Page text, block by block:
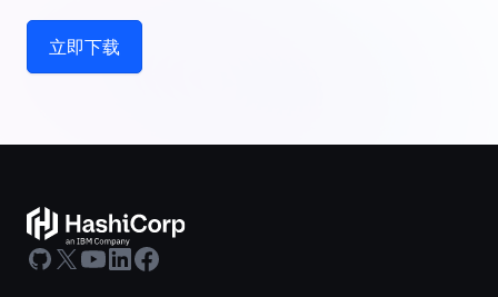
立即下载
GitHub
X Youtube
LinkedIn
Facebook